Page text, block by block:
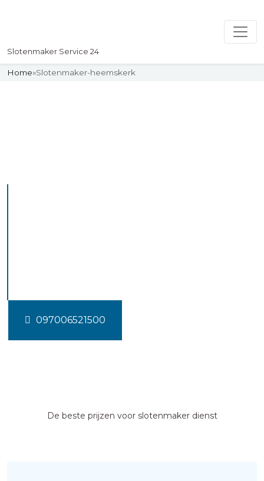
Slotenmaker Service 24
Home»Slotenmaker-heemskerk
097006521500
De beste prijzen voor slotenmaker dienst